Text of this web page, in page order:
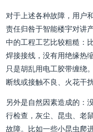
对于上述各种故障，用户
责任归咎于智能楼宇对讲
中的工程工艺比较粗糙：
焊接接线，没有用绝缘热
只是胡乱用电工胶带缠绕
断线或接触不良、火花干
另外是自然因素造成的：
行检查，灰尘、昆虫、老
故障。比如一些小昆虫爬